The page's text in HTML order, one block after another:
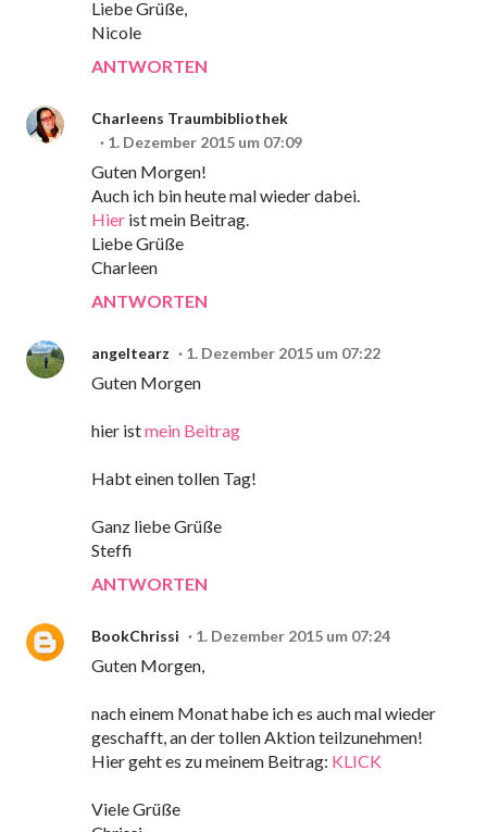
Liebe Grüße,
Nicole
ANTWORTEN
Charleens Traumbibliothek
1. Dezember 2015 um 07:09
Guten Morgen!
Auch ich bin heute mal wieder dabei.
Hier ist mein Beitrag.
Liebe Grüße
Charleen
ANTWORTEN
angeltearz 1. Dezember 2015 um 07:22
Guten Morgen
hier istmein Beitrag
Habt einen tollen Tag!
Ganz liebe Grüße
Steffi
ANTWORTEN
BookChrissi 1. Dezember 2015 um 07:24
Guten Morgen,
nach einem Monat habe ich es auch mal wieder
geschafft, an der tollen Aktion teilzunehmen!
Hier geht es zu meinem Beitrag: KLICK
Viele Grüße